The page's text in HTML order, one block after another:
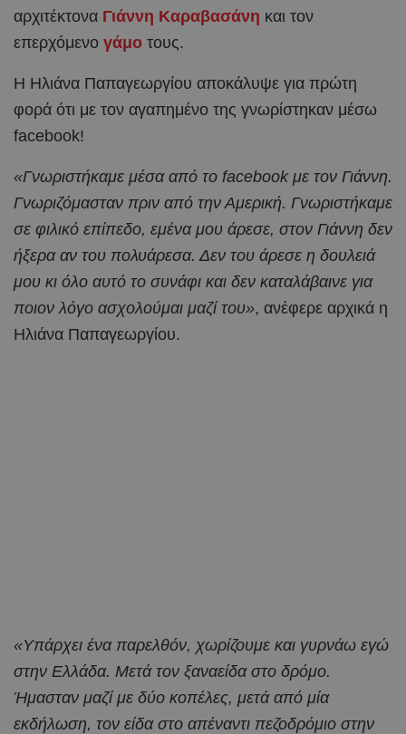
αρχιτέκτονα Γιάννη Καραβασάνη και τον
επερχόμενο γάμο τους.
Η Ηλιάνα Παπαγεωργίου αποκάλυψε για πρώτη
φορά ότι με τον αγαπημένο της γνωρίστηκαν μέσω
facebook!
«Γνωριστήκαμε μέσα από το facebook με τον Γιάννη.
Γνωριζόμασταν πριν από την Αμερική. Γνωριστήκαμε
σε φιλικό επίπεδο, εμένα μου άρεσε, στον Γιάννη δεν
ήξερα αν του πολυάρεσα. Δεν του άρεσε η δουλειά
μου κι όλο αυτό το συνάφι και δεν καταλάβαινε για
ποιον λόγο ασχολούμαι μαζί του», ανέφερε αρχικά η
Ηλιάνα Παπαγεωργίου.
«Υπάρχει ένα παρελθόν, χωρίζουμε και γυρνάω εγώ
στην Ελλάδα. Μετά τον ξαναείδα στο δρόμο.
Ήμασταν μαζί με δύο κοπέλες, μετά από μία
εκδήλωση, τον είδα στο απέναντι πεζοδρόμιο στην